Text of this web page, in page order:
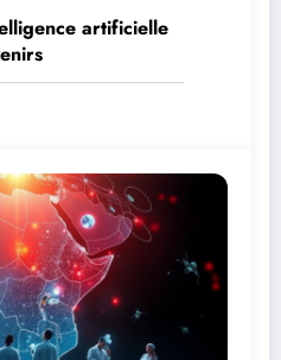
artificielle